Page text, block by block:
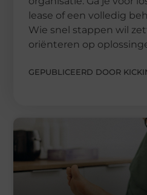
lease of een volledig
Wie snel stappen wil
oriënteren op
GEPUBLICEERD DOOR